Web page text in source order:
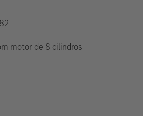
motor de 8 cilindros